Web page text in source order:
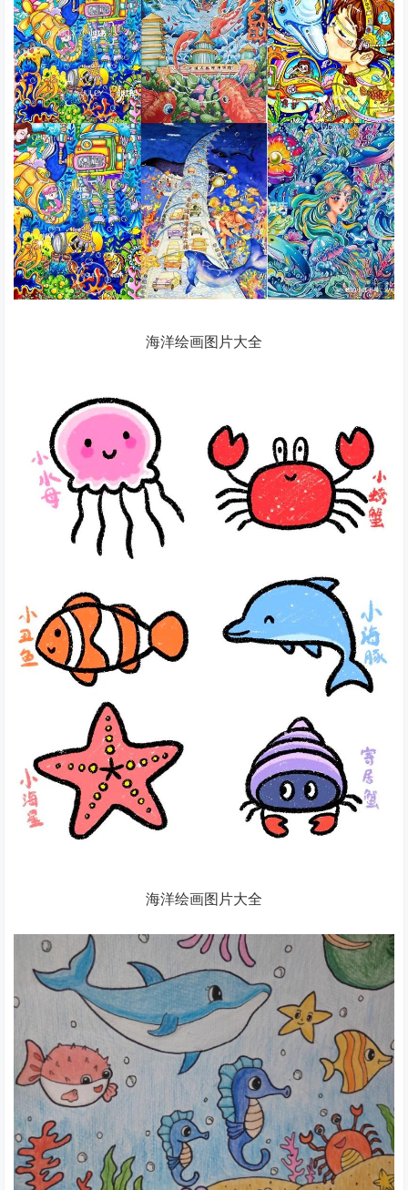
海洋绘画图片大全
海洋绘画图片大全